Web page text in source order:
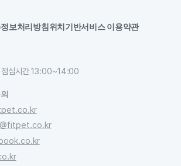
보처리방침위치기반서비스 이용약관
심시간 13:00~14:00